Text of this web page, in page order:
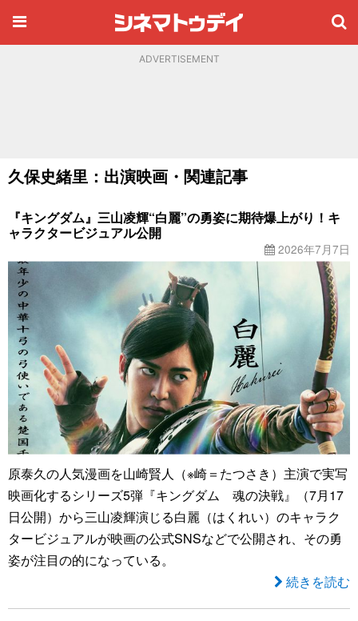
ADVERTISEMENT
久保史緒里：出演映画・関連記事
『キングダム』三山凌輝“白麗”の勇姿に期待爆上がり！キ
ャラクタービジュアル公開
2026年7月7日
原泰久の人気漫画を山崎賢人（※崎＝たつさき）主演で実写
映画化するシリーズ5弾『キングダム 魂の決戦』（7月17
日公開）から三山凌輝演じる白麗（はくれい）のキャラク
タービジュアルが映画の公式SNSなどで公開され、その勇
姿が注目の的になっている。
続きを読む